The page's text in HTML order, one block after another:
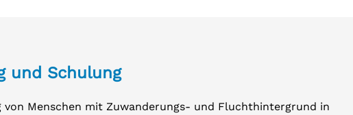
und Schulung
von Menschen mit Zuwanderungs- und Fluchthintergrund in